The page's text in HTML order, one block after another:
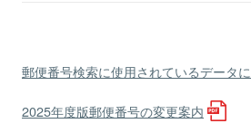
郵便番号検索に使用されているデータ
2025年度版郵便番号の変更案内